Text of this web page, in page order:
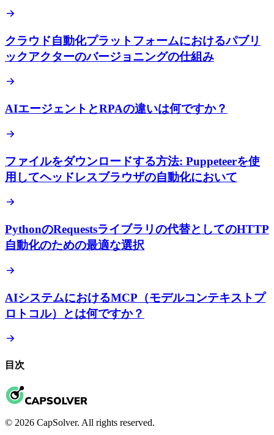
クラウド自動化プラットフォームにおけるパブリ
ックアクターのバージョニングの仕組み
AIエージェントとRPAの違いは何ですか？
ファイルをダウンロードする方法: Puppeteerを使
用してヘッドレスブラウザの自動化において
PythonのRequestsライブラリの代替としてのHTTP
自動化のための最適な選択
AIシステムにおけるMCP（モデルコンテキストプ
ロトコル）とは何ですか？
目次
© 2026 CapSolver. All rights reserved.